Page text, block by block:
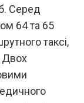
Серед
64 та 65
таксі,
Двох